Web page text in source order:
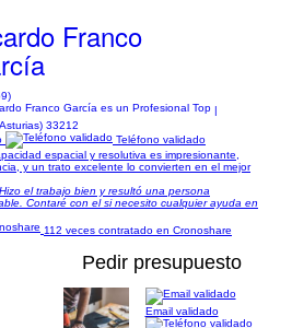
Franco
|
33212
Teléfono validado
espacial y resolutiva es impresionante,
y un trato excelente lo convierten en el mejor
el trabajo bien y resultó una persona
Contaré con el si necesito cualquier ayuda en
112 veces contratado en Cronoshare
Pedir presupuesto
Email validado